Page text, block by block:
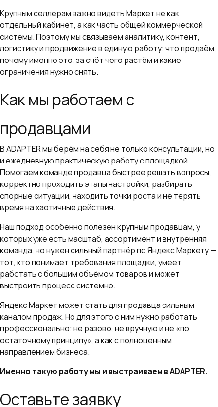
Крупным селлерам важно видеть Маркет не как
отдельный кабинет, а как часть общей коммерческой
системы. Поэтому мы связываем аналитику, контент,
логистику и продвижение в единую работу: что продаём,
почему именно это, за счёт чего растём и какие
ограничения нужно снять.
Как мы работаем с
продавцами
В ADAPTER мы берём на себя не только консультации, но
и ежедневную практическую работу с площадкой.
Помогаем команде продавца быстрее решать вопросы,
корректно проходить этапы настройки, разбирать
спорные ситуации, находить точки роста и не терять
время на хаотичные действия.
Наш подход особенно полезен крупным продавцам, у
которых уже есть масштаб, ассортимент и внутренняя
команда, но нужен сильный партнёр по Яндекс Маркету —
тот, кто понимает требования площадки, умеет
работать с большим объёмом товаров и может
выстроить процесс системно.
Яндекс Маркет может стать для продавца сильным
каналом продаж. Но для этого с ним нужно работать
профессионально: не разово, не вручную и не «по
остаточному принципу», а как с полноценным
направлением бизнеса.
Именно такую работу мы и выстраиваем в ADAPTER.
Оставьте заявку